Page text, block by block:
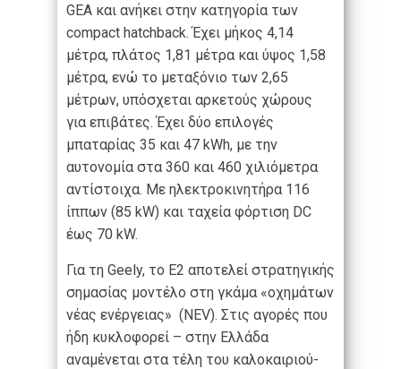
GEA και ανήκει στην κατηγορία των
compact hatchback. Έχει μήκος 4,14
μέτρα, πλάτος 1,81 μέτρα και ύψος 1,58
μέτρα, ενώ το μεταξόνιο των 2,65
μέτρων, υπόσχεται αρκετούς χώρους
για επιβάτες. Έχει δύο επιλογές
μπαταρίας 35 και 47 kWh, με την
αυτονομία στα 360 και 460 χιλιόμετρα
αντίστοιχα. Με ηλεκτροκινητήρα 116
ίππων (85 kW) και ταχεία φόρτιση DC
έως 70 kW.
Για τη Geely, το E2 αποτελεί στρατηγικής
σημασίας μοντέλο στη γκάμα «οχημάτων
νέας ενέργειας» (NEV). Στις αγορές που
ήδη κυκλοφορεί – στην Ελλάδα
αναμένεται στα τέλη του καλοκαιριού-